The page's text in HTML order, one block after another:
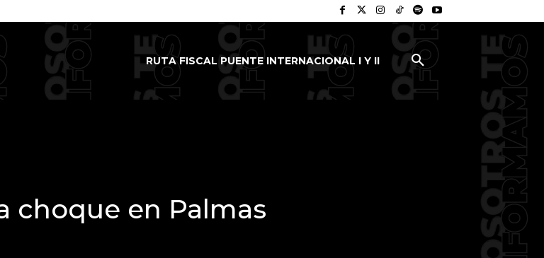
RUTA FISCAL PUENTE INTERNACIONAL I Y II
choque en Palmas